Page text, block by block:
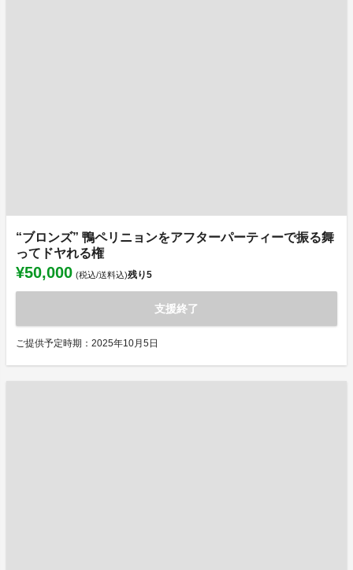
“ブロンズ” 鴨ペリニョンをアフターパーティーで振る舞
ってドヤれる権
¥50,000 (税込/送料込)残り5
支援終了
ご提供予定時期：2025年10月5日